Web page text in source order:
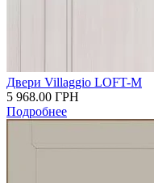
Двери Villaggio LOFT-M
5 968.00 ГРН
Подробнее